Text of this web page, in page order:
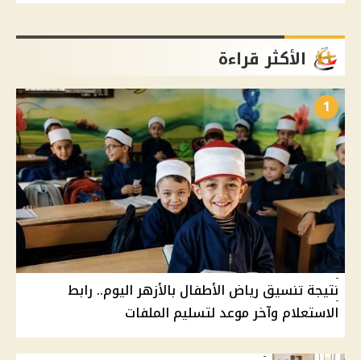
الأكثر قراءة
1
نتيجة تنسيق رياض الأطفال بالأزهر اليوم.. رابط
الاستعلام وآخر موعد لتسليم الملفات